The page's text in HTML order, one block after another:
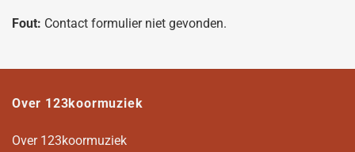
Fout: Contact formulier niet gevonden.
Over 123koormuziek
Over 123koormuziek